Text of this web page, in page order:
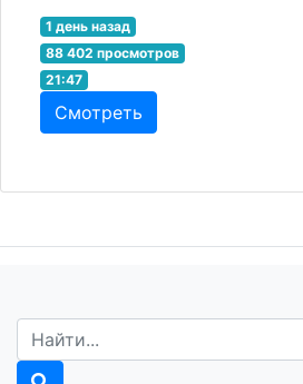
1 день назад
88 402 просмотров
21:47
Смотреть